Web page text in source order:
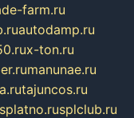
farm.ru
autodamp.ru
x-ton.ru
manunae.ru
tajuncos.ru
splclub.ru